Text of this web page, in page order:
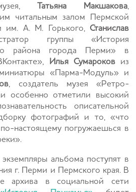
Татьяна Макшакова,
читальным залом
Пермской
им. А. М. Горького, Станислав
группы «История
района города Перми» в
Илья Сумароковиз
миниатюры «Парма-Модуль» и
, создатель музея «Ретро-
особенно отметили высокий
описательной
фотографий и то, «что
настоящему погружаешься в
альбома поступят в
г. Перми и Пермского края. В
архива в социальной сети